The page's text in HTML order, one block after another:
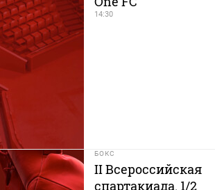
14:30
БОКС
II Всероссийская
спартакиада. 1/2